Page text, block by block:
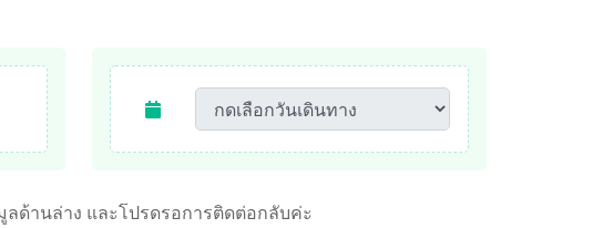
ด้านล่าง และโปรดรอการติดต่อกลับค่ะ